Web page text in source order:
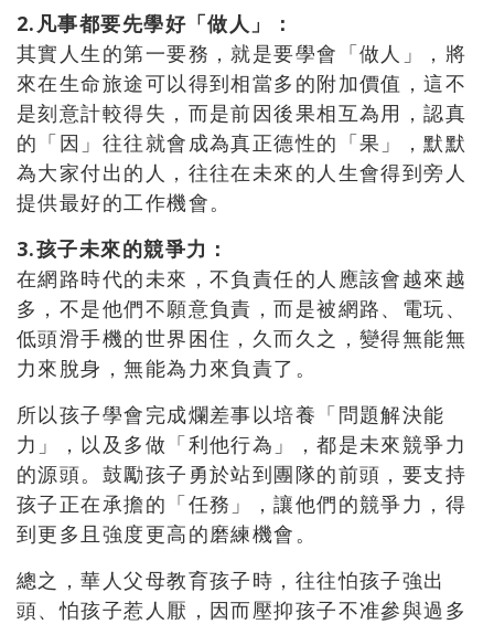
2.凡事都要先學好「做人」：
其實人生的第一要務，就是要學會「做人」，將
來在生命旅途可以得到相當多的附加價值，這不
是刻意計較得失，而是前因後果相互為用，認真
的「因」往往就會成為真正德性的「果」，默默
為大家付出的人，往往在未來的人生會得到旁人
提供最好的工作機會。
3.孩子未來的競爭力：
在網路時代的未來，不負責任的人應該會越來越
多，不是他們不願意負責，而是被網路、電玩、
低頭滑手機的世界困住，久而久之，變得無能無
力來脫身，無能為力來負責了。
所以孩子學會完成爛差事以培養「問題解決能
力」，以及多做「利他行為」，都是未來競爭力
的源頭。鼓勵孩子勇於站到團隊的前頭，要支持
孩子正在承擔的「任務」，讓他們的競爭力，得
到更多且強度更高的磨練機會。
總之，華人父母教育孩子時，往往怕孩子強出
頭、怕孩子惹人厭，因而壓抑孩子不准參與過多